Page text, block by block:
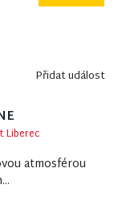
Přidat událost
Liberec
atmosférou